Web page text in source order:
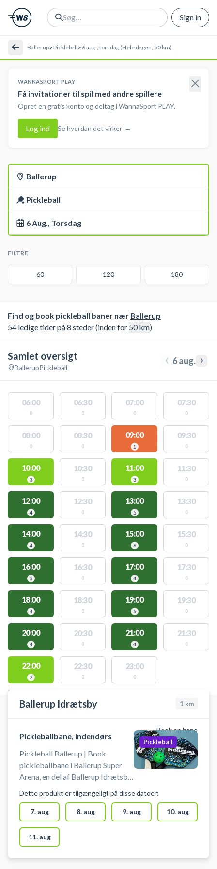
Sign in
Ballerup>Pickleball >6 aug., torsdag (Hele dagen, 50 km)
WANNASPORT PLAY
Få invitationer til spil med andre spillere
Opret en gratis konto og deltag i WannaSport PLAY.
Log ind Se hvordan det virker →
Ballerup
Pickleball
6 Aug., Torsdag
FILTRE
60 120 180
Find og book pickleball baner nær Ballerup
54 ledige tider på 8 steder (inden for 50km)
Samlet oversigt
BallerupPickleball ‹ 6 aug. ›
06:00
0
06:30
0
07:00
0
07:30
0
08:00
0
08:30
0
09:00
1
09:30
0
10:00
3
10:30
0
11:00
3
11:30
0
12:00
4
12:30
0
13:00
5
13:30
0
14:00
4
14:30
0
15:00
6
15:30
0
16:00
5
16:30
0
17:00
4
17:30
0
18:00
4
18:30
0
19:00
5
19:30
0
20:00
4
20:30
0
21:00
4
21:30
0
22:00
2
22:30
0
23:00
0
STEDER MED LEDIGE AKTIVITETER
Ballerup Idrætsby 1 km
Book en bane
Pickleballbane, indendørs
Pickleball Ballerup | Book
pickleballbane i Ballerup Super
Arena, en del af Ballerup Idrætsby.
Ballerup. Medbring selv Pickleball
bat og bolde, når du booker en
Pickleball bane i Ballerup Super
Arena. Gratis parkeringspladser
foran arenaen ved booking af
pickleball. Omklædning &
Pickleball
Dette produkt er tilgængeligt på disse datoer:
7. aug 8. aug 9. aug 10. aug
11. aug